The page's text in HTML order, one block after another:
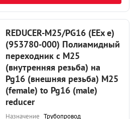
REDUCER-M25/PG16 (EEx e)
(953780-000) Полиамидный
переходник с М25
(внутренняя резьба) на
Pg16 (внешняя резьба) M25
(female) to Pg16 (male)
reducer
Назначение Трубопровод